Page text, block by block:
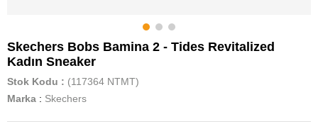
Skechers Bobs Bamina 2 - Tides Revitalized
Kadın Sneaker
Stok Kodu
(117364 NTMT)
Marka : Skechers